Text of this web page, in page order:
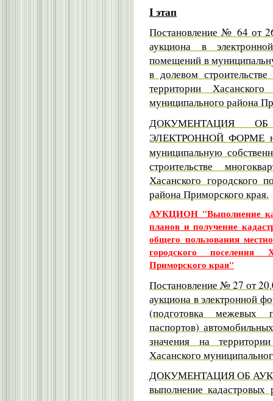
I этап
Постановление № 64 от
аукциона в
помещений в
в долевом
территории
муниципального района
ДОКУМЕНТАЦИЯ
ЭЛЕКТРОННОЙ ФОРМЕ
муниципальную
строительстве
Хасанского городского
района Приморского края.
АУКЦИОН "Выполнение
планов и получение
общего пользования
городского поселения
Приморского края"
Постановление № 27 от
аукциона в электронной
(подготовка межевых
паспортов)
значения на
Хасанского
ДОКУМЕНТАЦИЯ ОБ
выполнение